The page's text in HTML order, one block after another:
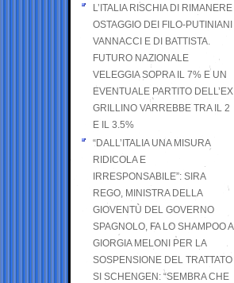
L’ITALIA RISCHIA DI RIMANERE
OSTAGGIO DEI FILO-PUTINIANI
VANNACCI E DI BATTISTA.
FUTURO NAZIONALE
VELEGGIA SOPRA IL 7% E UN
EVENTUALE PARTITO DELL’EX
GRILLINO VARREBBE TRA IL 2
E IL 3.5%
“DALL’ITALIA UNA MISURA
RIDICOLA E
IRRESPONSABILE”: SIRA
REGO, MINISTRA DELLA
GIOVENTÙ DEL GOVERNO
SPAGNOLO, FA LO SHAMPOO A
GIORGIA MELONI PER LA
SOSPENSIONE DEL TRATTATO
SI SCHENGEN: “SEMBRA CHE